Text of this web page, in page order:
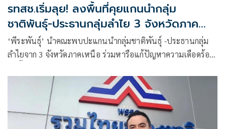
รทสช.เริ่มลุย! ลงพื้นที่คุยแกนนำกลุ่ม
ชาติพันธุ์-ประธานกลุ่มลำไย 3 จังหวัดภาค
เหนือ
‘พีระพันธุ์’ นำคณะพบปะแกนนำกลุ่มชาติพันธุ์ -ประธานกลุ่ม
ลำไยจาก 3 จังหวัดภาคเหนือ ร่วมหารือแก้ปัญหาความเดือดร้อน